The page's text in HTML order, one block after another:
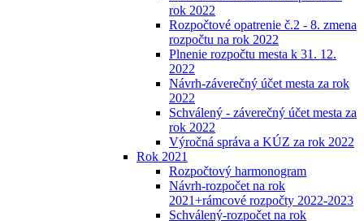
rok 2022
Rozpočtové opatrenie č.2 - 8. zmena
rozpočtu na rok 2022
Plnenie rozpočtu mesta k 31. 12.
2022
Návrh-záverečný účet mesta za rok
2022
Schválený - záverečný účet mesta za
rok 2022
Výročná správa a KÚZ za rok 2022
Rok 2021
Rozpočtový harmonogram
Návrh-rozpočet na rok
2021+rámcové rozpočty 2022-2023
Schválený-rozpočet na rok